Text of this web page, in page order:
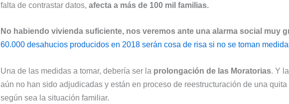
falta de contrastar datos, afecta a más de 100 mil familias.
No habiendo vivienda suficiente, nos veremos ante una alarma social muy
60.000 desahucios producidos en 2018 serán cosa de risa si no se toman
Una de las medidas a tomar, debería ser la prolongación de las Moratorias. Y
aún no han sido adjudicadas y están en proceso de reestructuración de una quita
según sea la situación familiar.